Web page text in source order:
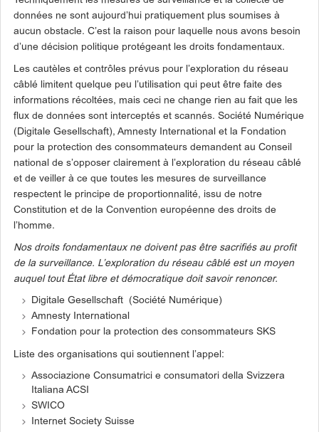
données ne sont aujourd’hui pratiquement plus soumises à
aucun obstacle. C’est la raison pour laquelle nous avons besoin
d’une décision politique protégeant les droits fondamentaux.
Les cautèles et contrôles prévus pour l’exploration du réseau
câblé limitent quelque peu l’utilisation qui peut être faite des
informations récoltées, mais ceci ne change rien au fait que les
flux de données sont interceptés et scannés. Société Numérique
(Digitale Gesellschaft), Amnesty International et la Fondation
pour la protection des consommateurs demandent au Conseil
national de s’opposer clairement à l’exploration du réseau câblé
et de veiller à ce que toutes les mesures de surveillance
respectent le principe de proportionnalité, issu de notre
Constitution et de la Convention européenne des droits de
l’homme.
Nos droits fondamentaux ne doivent pas être sacrifiés au profit
de la surveillance. L’exploration du réseau câblé est un moyen
auquel tout État libre et démocratique doit savoir renoncer.
Digitale Gesellschaft (Société Numérique)
Amnesty International
Fondation pour la protection des consommateurs SKS
Liste des organisations qui soutiennent l’appel:
Associazione Consumatrici e consumatori della Svizzera
Italiana ACSI
SWICO
Internet Society Suisse